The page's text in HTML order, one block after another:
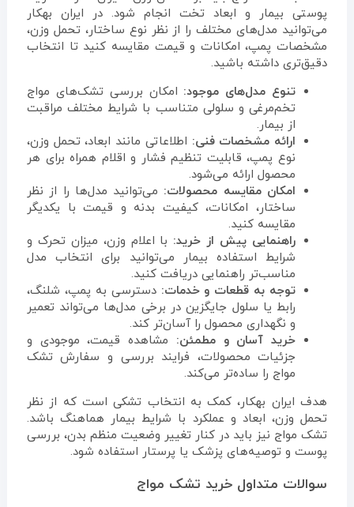
پوستی بیمار و ابعاد تخت انجام شود. در ایران بهکار
می‌توانید مدل‌های مختلف را از نظر نوع ساختار، تحمل وزن،
مشخصات پمپ، امکانات و قیمت مقایسه کنید تا انتخاب
دقیق‌تری داشته باشید.
تنوع مدل‌های موجود: امکان بررسی تشک‌های مواج
تخم‌مرغی و سلولی متناسب با شرایط مختلف مراقبت
از بیمار.
ارائه مشخصات فنی: اطلاعاتی مانند ابعاد، تحمل وزن،
نوع پمپ، قابلیت تنظیم فشار و اقلام همراه برای هر
محصول ارائه می‌شود.
امکان مقایسه محصولات: می‌توانید مدل‌ها را از نظر
ساختار، امکانات، کیفیت بدنه و قیمت با یکدیگر
مقایسه کنید.
راهنمایی پیش از خرید: با اعلام وزن، میزان تحرک و
شرایط استفاده بیمار می‌توانید برای انتخاب مدل
مناسب‌تر راهنمایی دریافت کنید.
توجه به قطعات و خدمات: دسترسی به پمپ، شلنگ،
رابط یا سلول جایگزین در برخی مدل‌ها می‌تواند تعمیر
و نگهداری محصول را آسان‌تر کند.
خرید آسان و مطمئن: مشاهده قیمت، موجودی و
جزئیات محصولات، فرایند بررسی و سفارش تشک
مواج را ساده‌تر می‌کند.
هدف ایران بهکار، کمک به انتخاب تشکی است که از نظر
تحمل وزن، ابعاد و عملکرد با شرایط بیمار هماهنگ باشد.
تشک مواج نیز باید در کنار تغییر وضعیت منظم بدن، بررسی
پوست و توصیه‌های پزشک یا پرستار استفاده شود.
سوالات متداول خرید تشک مواج